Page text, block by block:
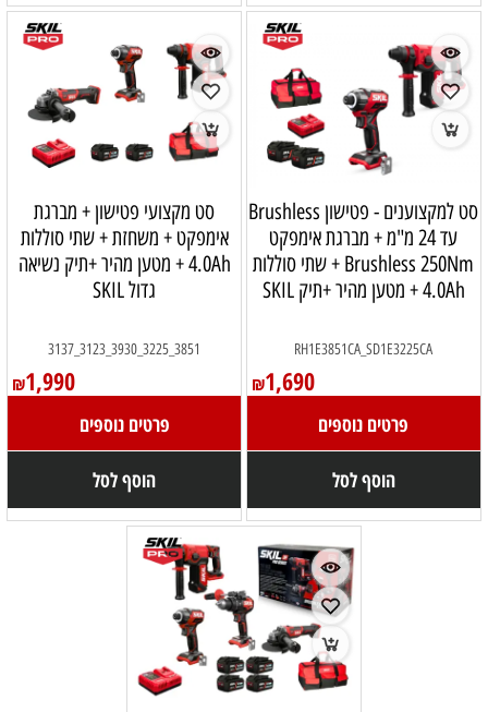
סט למקצוענים - פטישון Brushless
עד 24 מ"מ + מברגת אימפקט
Brushless 250Nm + שתי סוללות
4.0Ah + מטען מהיר +תיק SKIL
RH1E3851CA_SD1E3225CA
₪1,690
פרטים נוספים
הוסף לסל
סט מקצועי פטישון + מברגת
אימפקט + משחזת + שתי סוללות
4.0Ah + מטען מהיר +תיק נשיאה
גדול SKIL
3851_3225_3930_3123_3137
₪1,990
פרטים נוספים
הוסף לסל